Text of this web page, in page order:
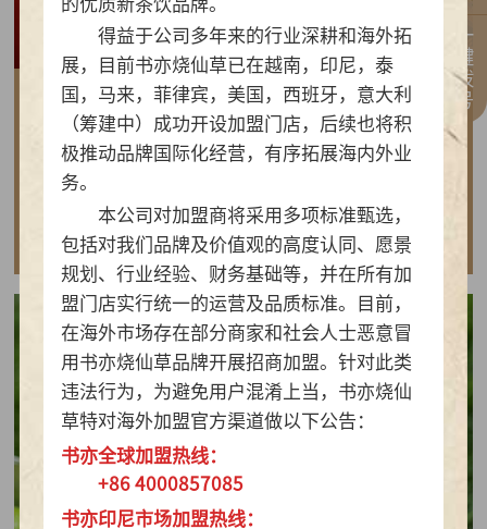
一键拨号
2026-07-30
做实亲民茶饮！书亦烧仙草以“有料品类之王”拿
下2026新茶饮TOP10
查看详情
得益于公司多年来的行业深耕和海外拓
展，目前书亦烧仙草已在越南，印尼，泰
国，马来，菲律宾，美国，西班牙，意大利
（筹建中）成功开设加盟门店，后续也将积
极推动品牌国际化经营，有序拓展海内外业
务。
本公司对加盟商将采用多项标准甄选，
包括对我们品牌及价值观的高度认同、愿景
规划、行业经验、财务基础等，并在所有加
盟门店实行统一的运营及品质标准。目前，
在海外市场存在部分商家和社会人士恶意冒
用书亦烧仙草品牌开展招商加盟。针对此类
违法行为，为避免用户混淆上当，书亦烧仙
草特对海外加盟官方渠道做以下公告：
书亦全球加盟热线：
+86 4000857085
书亦印尼市场加盟热线：